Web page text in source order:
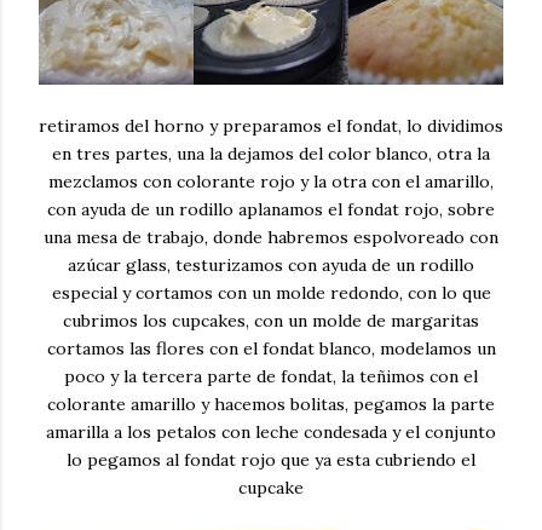
retiramos del horno y preparamos el fondat, lo dividimos
en tres partes, una la dejamos del color blanco, otra la
mezclamos con colorante rojo y la otra con el amarillo,
con ayuda de un rodillo aplanamos el fondat rojo, sobre
una mesa de trabajo, donde habremos espolvoreado con
azúcar glass, testurizamos con ayuda de un rodillo
especial y cortamos con un molde redondo, con lo que
cubrimos los cupcakes, con un molde de margaritas
cortamos las flores con el fondat blanco, modelamos un
poco y la tercera parte de fondat, la teñimos con el
colorante amarillo y hacemos bolitas, pegamos la parte
amarilla a los petalos con leche condesada y el conjunto
lo pegamos al fondat rojo que ya esta cubriendo el
cupcake